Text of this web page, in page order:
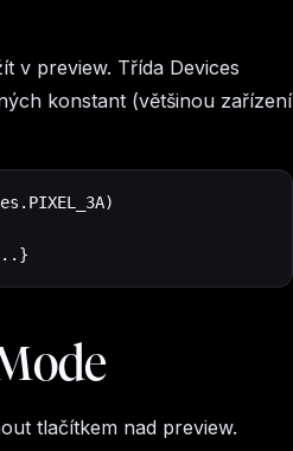
v preview. Třída Devices
konstant (většinou zařízení
tlačítkem nad preview.